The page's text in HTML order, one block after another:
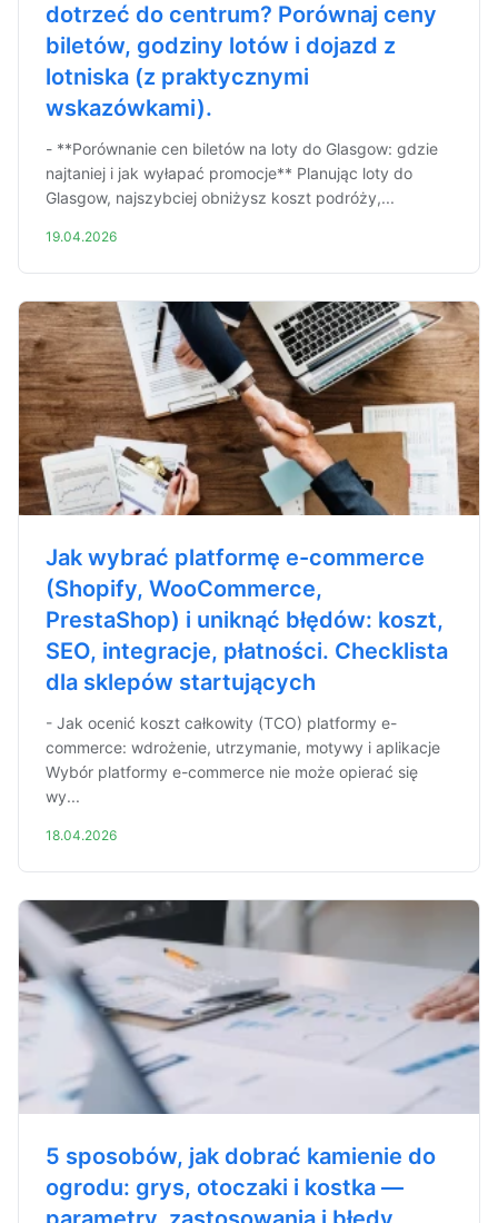
dotrzeć do centrum? Porównaj ceny
biletów, godziny lotów i dojazd z
lotniska (z praktycznymi
wskazówkami).
- **Porównanie cen biletów na loty do Glasgow: gdzie
najtaniej i jak wyłapać promocje** Planując loty do
Glasgow, najszybciej obniżysz koszt podróży,...
19.04.2026
Jak wybrać platformę e-commerce
(Shopify, WooCommerce,
PrestaShop) i uniknąć błędów: koszt,
SEO, integracje, płatności. Checklista
dla sklepów startujących
- Jak ocenić koszt całkowity (TCO) platformy e-
commerce: wdrożenie, utrzymanie, motywy i aplikacje
Wybór platformy e-commerce nie może opierać się
wy...
18.04.2026
5 sposobów, jak dobrać kamienie do
ogrodu: grys, otoczaki i kostka —